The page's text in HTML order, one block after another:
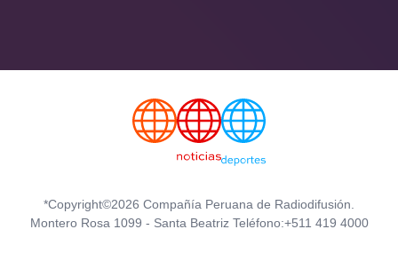
*Copyright©2026 Compañía Peruana de Radiodifusión.
Montero Rosa 1099 - Santa Beatriz Teléfono:+511 419 4000